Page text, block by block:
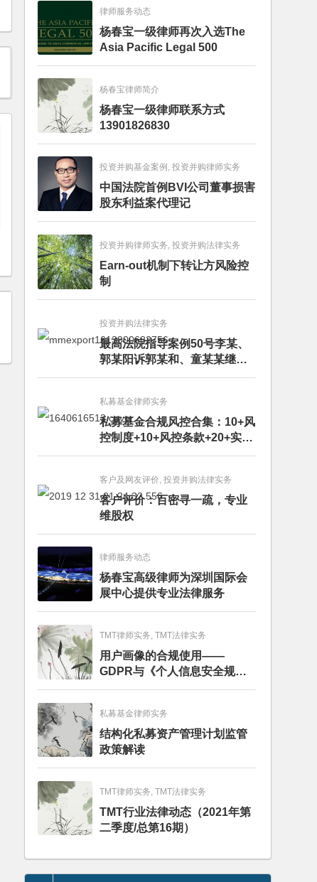
律师服务动态
杨春宝一级律师再次入选The
Asia Pacific Legal 500
杨春宝律师简介
杨春宝一级律师联系方式
13901826830
投资并购基金案例, 投资并购律师实务
中国法院首例BVI公司董事损害
股东利益案代理记
投资并购律师实务, 投资并购法律实务
Earn-out机制下转让方风险控
制
投资并购法律实务
最高法院指导案例50号李某、
郭某阳诉郭某和、童某某继承
纠纷案
私募基金律师实务
私募基金合规风控合集：10+风
控制度+10+风控条款+20+实务
文章+每月动态
客户及网友评价, 投资并购法律实务
客户评价：百密寻一疏，专业
维股权
律师服务动态
杨春宝高级律师为深圳国际会
展中心提供专业法律服务
TMT律师实务, TMT法律实务
用户画像的合规使用——
GDPR与《个人信息安全规
范》的比较分析
私募基金律师实务
结构化私募资产管理计划监管
政策解读
TMT律师实务, TMT法律实务
TMT行业法律动态（2021年第
二季度/总第16期）